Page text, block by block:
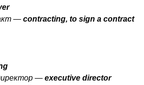
— contracting, to sign a contract
— executive director